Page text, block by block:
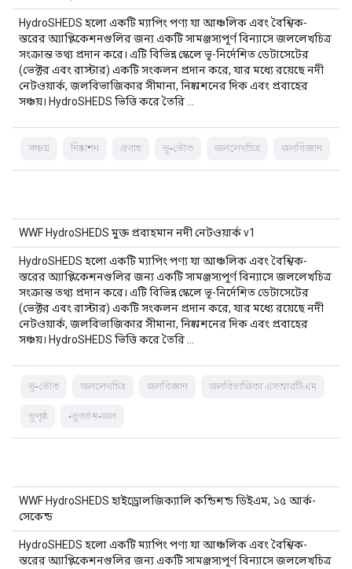
HydroSHEDS হলো একটি ম্যাপিং পণ্য যা আঞ্চলিক এবং বৈশ্বিক-
স্তরের অ্যাপ্লিকেশনগুলির জন্য একটি সামঞ্জস্যপূর্ণ বিন্যাসে জললেখচিত্র
সংক্রান্ত তথ্য প্রদান করে। এটি বিভিন্ন স্কেলে ভূ-নির্দেশিত ডেটাসেটের
(ভেক্টর এবং রাস্টার) একটি সংকলন প্রদান করে, যার মধ্যে রয়েছে নদী
নেটওয়ার্ক, জলবিভাজিকার সীমানা, নিষ্কাশনের দিক এবং প্রবাহের
সঞ্চয়। HydroSHEDS ভিত্তি করে তৈরি …
সঞ্চয় নিষ্কাশন প্রবাহ ভূ-ভৌত জললেখচিত্র জলবিজ্ঞান
WWF HydroSHEDS মুক্ত প্রবাহমান নদী নেটওয়ার্ক v1
HydroSHEDS হলো একটি ম্যাপিং পণ্য যা আঞ্চলিক এবং বৈশ্বিক-
স্তরের অ্যাপ্লিকেশনগুলির জন্য একটি সামঞ্জস্যপূর্ণ বিন্যাসে জললেখচিত্র
সংক্রান্ত তথ্য প্রদান করে। এটি বিভিন্ন স্কেলে ভূ-নির্দেশিত ডেটাসেটের
(ভেক্টর এবং রাস্টার) একটি সংকলন প্রদান করে, যার মধ্যে রয়েছে নদী
নেটওয়ার্ক, জলবিভাজিকার সীমানা, নিষ্কাশনের দিক এবং প্রবাহের
সঞ্চয়। HydroSHEDS ভিত্তি করে তৈরি …
ভূ-ভৌত জললেখচিত্র জলবিজ্ঞান জলবিভাজিকা এসআরটিএম
ভূপৃষ্ঠ -ভূগর্ভস্থ-জল
WWF HydroSHEDS হাইড্রোলজিক্যালি কন্ডিশন্ড ডিইএম, ১৫ আর্ক-
সেকেন্ড
HydroSHEDS হলো একটি ম্যাপিং পণ্য যা আঞ্চলিক এবং বৈশ্বিক-
স্তরের অ্যাপ্লিকেশনগুলির জন্য একটি সামঞ্জস্যপূর্ণ বিন্যাসে জললেখচিত্র